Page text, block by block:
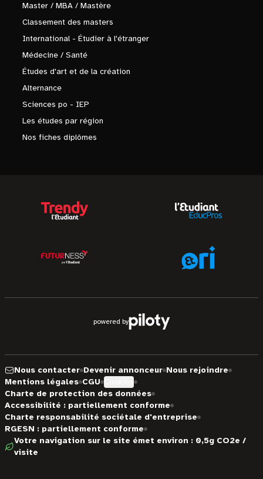
Master / MBA / Mastère
Classement des masters
International - Étudier à l'étranger
Médecine / Santé
Études d'art et de la création
Alternance
Sciences po - IEP
Les études par région
Nos fiches diplômes
powered by
Nous contacter Devenir annonceur Nous rejoindre
Mentions légales CGU
Charte de protection des données
Accessibilité : partiellement conforme
Charte responsabilité sociétale d'entreprise
RGESN : partiellement conforme
Votre navigation sur le site émet environ : 0,5g CO2e /
visite